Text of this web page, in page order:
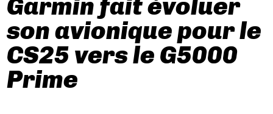
Garmin fait évoluer
son avionique pour le
CS25 vers le G5000
Prime